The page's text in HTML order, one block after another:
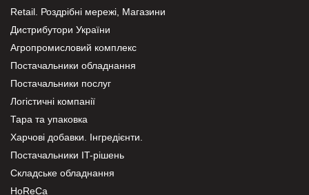
Retail. Роздрібні мережі, Магазини
Дистрибутори України
Агропромисловий комплекс
Постачальники обладнання
Постачальники послуг
Логістичні компанії
Тара та упаковка
Харчові добавки. Інгредієнти.
Постачальники IT-рішень
Складське обладнання
HoReCa